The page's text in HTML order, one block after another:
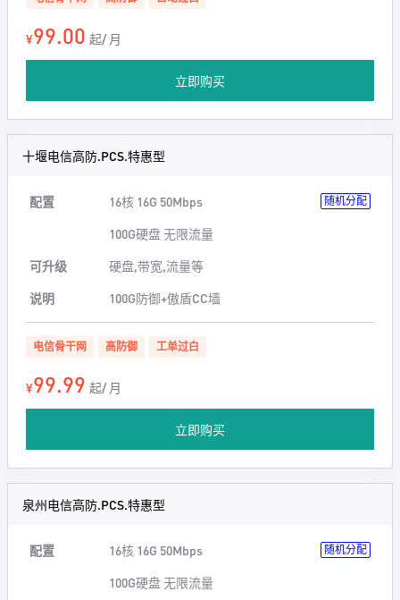
¥99.00 起/ 月
立即购买
十堰电信高防.PCS.特惠型
配置 16核 16G 50Mbps 随机分配
100G硬盘 无限流量
可升级
硬盘,带宽,流量等
说明
100G防御+傲盾CC墙
电信骨干网 高防御 工单过白
¥99.99 起/ 月
立即购买
泉州电信高防.PCS.特惠型
配置 16核 16G 50Mbps 随机分配
100G硬盘 无限流量